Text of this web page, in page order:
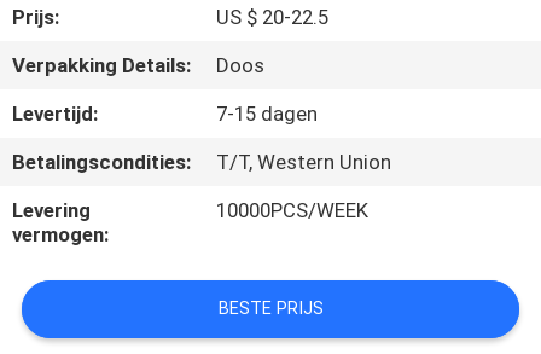
CONTACTEER
ONS
OM
EEN
SITEMAP
Prijs:
US $ 20-22.5
Verpakking Details:
Doos
Levertijd:
7-15 dagen
Betalingscondities:
T/T, Western Union
Levering
vermogen:
10000PCS/WEEK
BESTE PRIJS